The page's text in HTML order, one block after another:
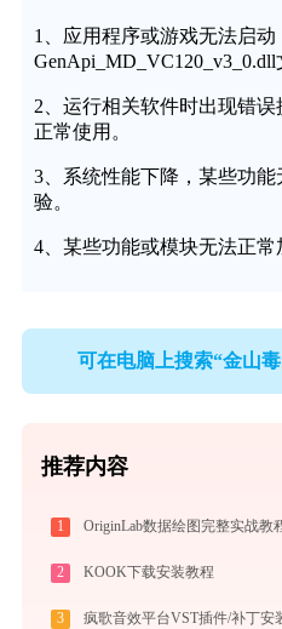
1、应用程序或游戏无法启动
GenApi_MD_VC120_v3_0.dll
2、运行相关软件时出现错
正常使用。
3、系统性能下降，某些功
验。
4、某些功能或模块无法正常
可在电脑上搜索“金山
推荐内容
1 OriginLab数据绘图完整实战教
2 KOOK下载安装教程
3 疯歌音效平台VST插件/补丁安